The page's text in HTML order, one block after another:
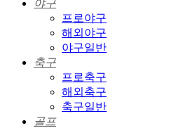
야구
프로야구
해외야구
야구일반
축구
프로축구
해외축구
축구일반
골프